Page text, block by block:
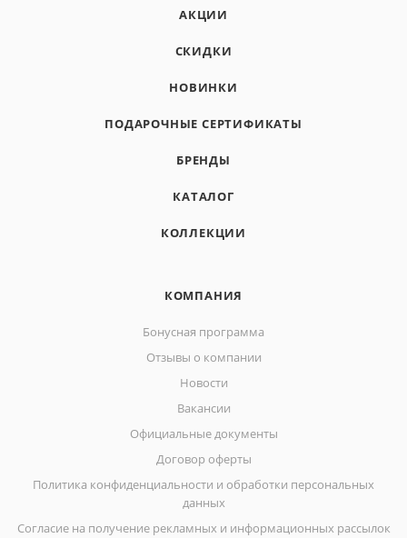
АКЦИИ
СКИДКИ
НОВИНКИ
ПОДАРОЧНЫЕ СЕРТИФИКАТЫ
БРЕНДЫ
КАТАЛОГ
КОЛЛЕКЦИИ
КОМПАНИЯ
Бонусная программа
Отзывы о компании
Новости
Вакансии
Официальные документы
Договор оферты
Политика конфиденциальности и обработки персональных
данных
Согласие на получение рекламных и информационных рассылок